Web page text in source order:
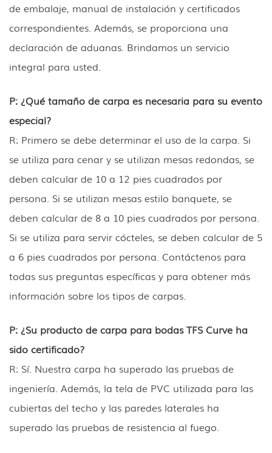
de embalaje, manual de instalación y certificados
correspondientes. Además, se proporciona una
declaración de aduanas. Brindamos un servicio
integral para usted.
P: ¿Qué tamaño de carpa es necesaria para su evento
especial?
R: Primero se debe determinar el uso de la carpa. Si
se utiliza para cenar y se utilizan mesas redondas, se
deben calcular de 10 a 12 pies cuadrados por
persona. Si se utilizan mesas estilo banquete, se
deben calcular de 8 a 10 pies cuadrados por persona.
Si se utiliza para servir cócteles, se deben calcular de 5
a 6 pies cuadrados por persona. Contáctenos para
todas sus preguntas específicas y para obtener más
información sobre los tipos de carpas.
P: ¿Su producto de carpa para bodas TFS Curve ha
sido certificado?
R: Sí. Nuestra carpa ha superado las pruebas de
ingeniería. Además, la tela de PVC utilizada para las
cubiertas del techo y las paredes laterales ha
superado las pruebas de resistencia al fuego.